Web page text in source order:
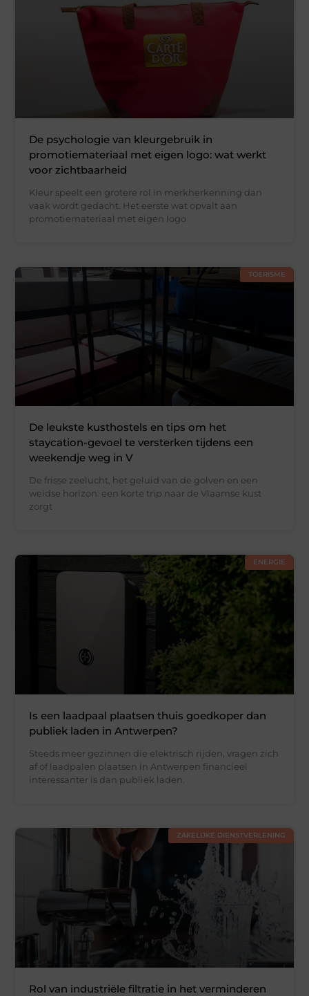
De psychologie van kleurgebruik in
promotiemateriaal met eigen logo: wat werkt
voor zichtbaarheid
Kleur speelt een grotere rol in merkherkenning dan
vaak wordt gedacht. Het eerste wat opvalt aan
promotiemateriaal met eigen logo
TOERISME
De leukste kusthostels en tips om het
staycation-gevoel te versterken tijdens een
weekendje weg in V
De frisse zeelucht, het geluid van de golven en een
weidse horizon: een korte trip naar de Vlaamse kust
zorgt
ENERGIE
Is een laadpaal plaatsen thuis goedkoper dan
publiek laden in Antwerpen?
Steeds meer gezinnen die elektrisch rijden, vragen zich
af of laadpalen plaatsen in Antwerpen financieel
interessanter is dan publiek laden.
ZAKELIJKE DIENSTVERLENING
Rol van industriële filtratie in het verminderen